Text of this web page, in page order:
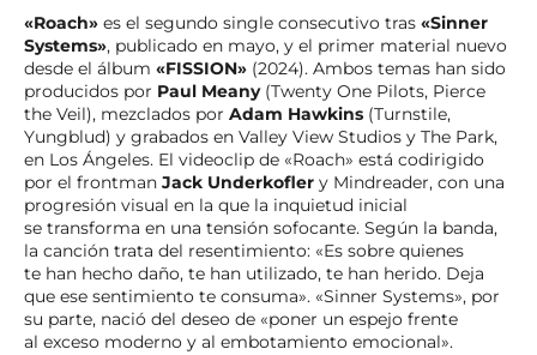
«Roach» es el segundo single consecutivo tras «Sinner
Systems», publicado en mayo, y el primer material nuevo
desde el álbum «FISSION» (2024). Ambos temas han sido
producidos por Paul Meany(Twenty One Pilots, Pierce
the Veil), mezclados por Adam Hawkins (Turnstile,
Yungblud) y grabados en Valley View Studios y The Park,
en Los Ángeles. El videoclip de «Roach» está codirigido
por el frontman Jack Underkofler y Mindreader, con una
progresión visual en la que la inquietud inicial
se transforma en una tensión sofocante. Según la banda,
la canción trata del resentimiento: «Es sobre quienes
te han hecho daño, te han utilizado, te han herido. Deja
que ese sentimiento te consuma». «Sinner Systems», por
su parte, nació del deseo de «poner un espejo frente
al exceso moderno y al embotamiento emocional».